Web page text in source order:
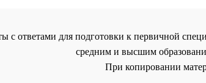
с ответами для подготовки к первичной
средним и высшим
При копировании